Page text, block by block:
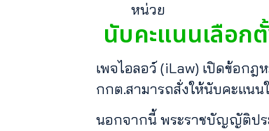
หน่วย
นับคะแนนเลือก
เพจไอลอว์ (iLaw) เปิดข้อก
กกต.สามารถสั่งให้นับคะแน
นอกจากนี้ พระราชบัญญัติปร